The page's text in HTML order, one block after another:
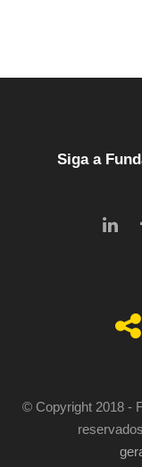
Siga a
© Copyright 2018 -